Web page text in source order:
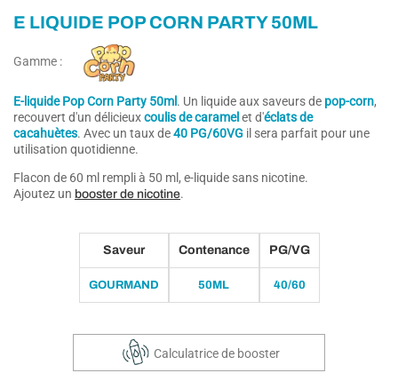
E LIQUIDE POP CORN PARTY 50ML
Gamme :
E-liquide Pop Corn Party 50ml . Un liquide aux saveurs de pop-corn,
recouvert d'un délicieuxcoulis de caramel et d'éclats de
cacahuètes. Avec un taux de40 PG/60VG il sera parfait pour une
utilisation quotidienne.
Flacon de 60 ml rempli à 50 ml, e-liquide sans nicotine.
Ajoutez un booster de nicotine.
Saveur
GOURMAND
Contenance
50ML
PG/VG
40/60
Calculatrice de booster